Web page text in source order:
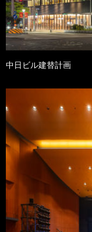
中日ビル建替計画